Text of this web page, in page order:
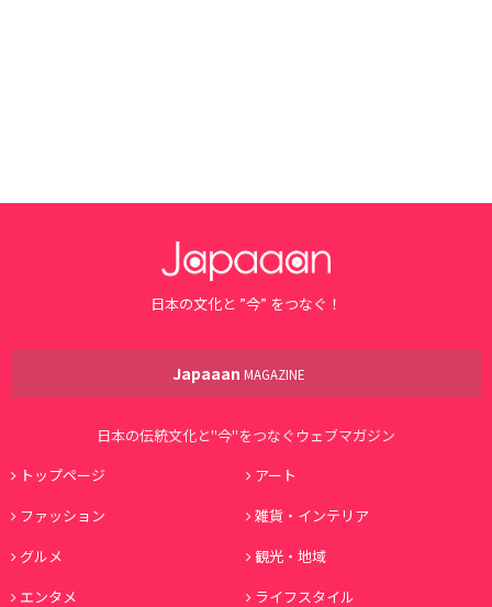
日本の文化と ”今” をつなぐ！
Japaaan MAGAZINE
日本の伝統文化と"今"をつなぐウェブマガジン
トップページ
アート
ファッション
雑貨・インテリア
グルメ
観光・地域
エンタメ
ライフスタイル